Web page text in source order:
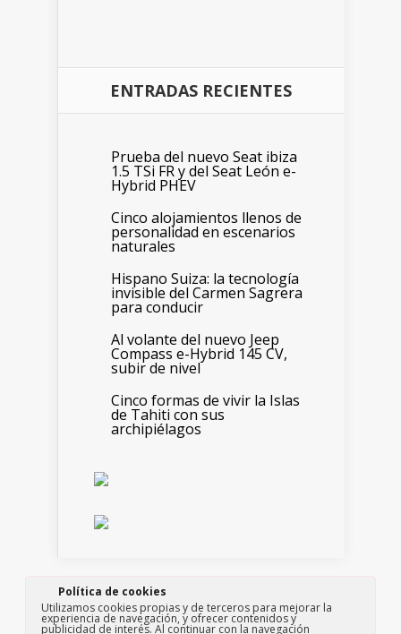
ENTRADAS RECIENTES
Prueba del nuevo Seat ibiza
1.5 TSi FR y del Seat León e-
Hybrid PHEV
Cinco alojamientos llenos de
personalidad en escenarios
naturales
Hispano Suiza: la tecnología
invisible del Carmen Sagrera
para conducir
Al volante del nuevo Jeep
Compass e-Hybrid 145 CV,
subir de nivel
Cinco formas de vivir la Islas
de Tahiti con sus
archipiélagos
Edita: Paso a Paso consultores, S.L.
Copyright ©2019 Motor y Viajes All Rights
Reserved
Política de cookies
Utilizamos cookies propias y de terceros para mejorar la
experiencia de navegación, y ofrecer contenidos y
publicidad de interés. Al continuar con la navegación